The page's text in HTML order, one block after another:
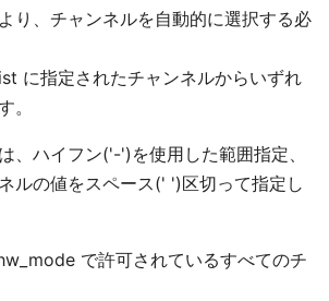
り、チャンネルを自動的に選択する必
に指定されたチャンネルからいずれ
。
、ハイフン('-')を使用した範囲指定、
ルの値をスペース(' ')区切って指定し
で許可されているすべてのチ